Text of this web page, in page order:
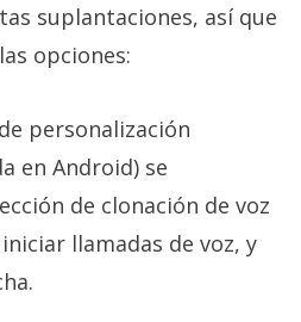
suplantaciones, así que
opciones:
personalización
en Android) se
de clonación de voz
llamadas de voz, y